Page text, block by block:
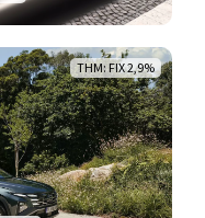
THM: FIX 2,9%